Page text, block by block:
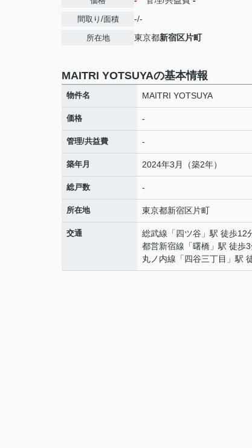
間取り/面積 -/-
所在地 東京都新宿区片町
MAITRI YOTSUYAの基本情報
物件名 MAITRI YOTSUYA
価格 -
管理/共益費 -
築年月 2024年3月（築2年）
総戸数 -
所在地 東京都新宿区片町
交通 総武線 「四ツ谷 」駅 徒歩12
都営新宿線 「曙橋 」駅 徒歩
丸ノ内線 「四谷三丁目 」駅